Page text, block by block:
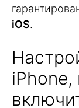
iOS.
iPhone,